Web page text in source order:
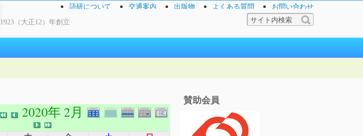
1923（大正12）年創立
語研について 交通案内 出版物 よくある質問 お問い合わせ
2020年 2月
賛助会員